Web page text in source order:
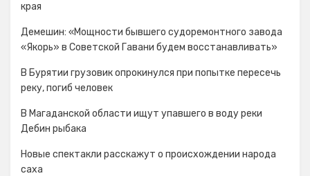
края
Демешин: «Мощности бывшего судоремонтного завода
«Якорь» в Советской Гавани будем восстанавливать»
В Бурятии грузовик опрокинулся при попытке пересечь
реку, погиб человек
В Магаданской области ищут упавшего в воду реки
Дебин рыбака
Новые спектакли расскажут о происхождении народа
cаха